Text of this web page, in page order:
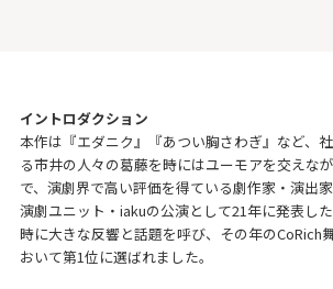
イントロダクション
本作は『エダニク』『あつい胸さわぎ』など、
る市井の人々の葛藤を時にはユーモアを交えな
で、演劇界で高い評価を得ている劇作家・演出
演劇ユニット・iakuの公演として21年に発表し
時に大きな反響と話題を呼び、その年のCoRich
おいて第1位に選ばれました。